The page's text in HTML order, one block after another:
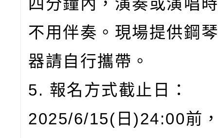
四分鐘內，演奏或演唱
不用伴奏。現場提供鋼
器請自行攜帶。
5. 報名方式截止日：
2025/6/15(日)24:00前